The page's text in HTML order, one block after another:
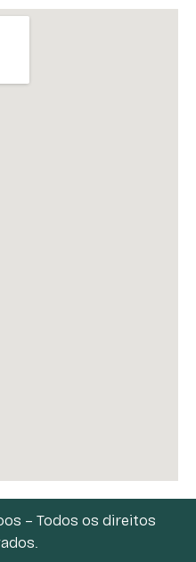
– Todos os direitos